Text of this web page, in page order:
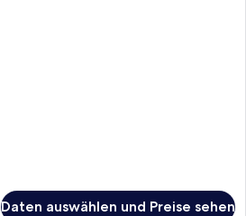
Daten auswählen und Preise sehen